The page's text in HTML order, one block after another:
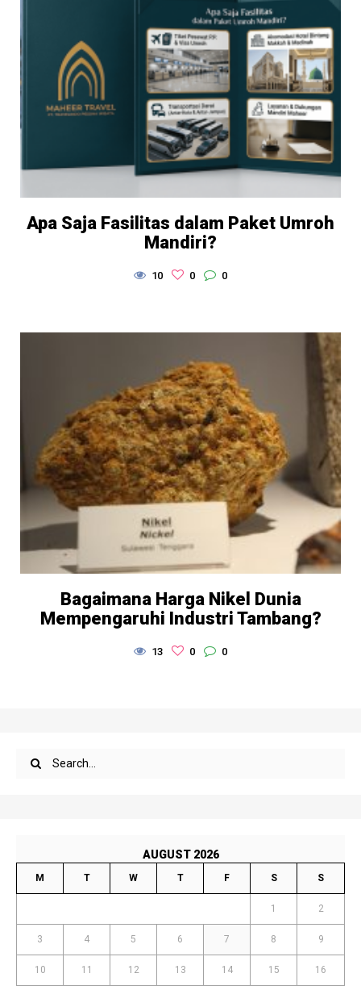
AUGUST 2026
M T W T F S S
1 2
3 4 5 6 7 8 9
10 11 12 13 14 15 16
Apa Saja Fasilitas dalam Paket Umroh
Mandiri?
10 0 0
Bagaimana Harga Nikel Dunia
Mempengaruhi Industri Tambang?
13 0 0